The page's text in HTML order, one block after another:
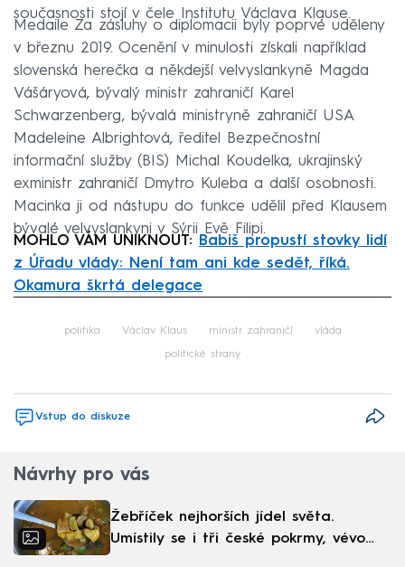
současnosti stojí v čele Institutu Václava Klause.
Medaile Za zásluhy o diplomacii byly poprvé uděleny
v březnu 2019. Ocenění v minulosti získali například
slovenská herečka a někdejší velvyslankyně Magda
Vášáryová, bývalý ministr zahraničí Karel
Schwarzenberg, bývalá ministryně zahraničí USA
Madeleine Albrightová, ředitel Bezpečnostní
informační služby (BIS) Michal Koudelka, ukrajinský
exministr zahraničí Dmytro Kuleba a další osobnosti.
Macinka ji od nástupu do funkce udělil před Klausem
bývalé velvyslankyni v Sýrii Evě Filipi.
MOHLO VÁM UNIKNOUT:
Babiš propustí stovky lidí
z Úřadu vlády: Není tam ani kde sedět, říká.
Okamura škrtá delegace
politika Václav Klaus ministr zahraničí vláda
politické strany
Vstup do diskuze
Návrhy pro vás
Žebříček nejhorších jídel světa.
Umístily se i tři české pokrmy, vévodí